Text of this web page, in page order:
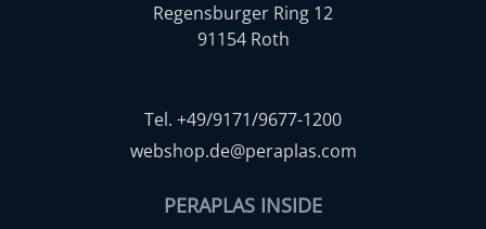
Regensburger Ring 12
91154 Roth
Tel. +49/9171/9677-1200
webshop.de@peraplas.com
PERAPLAS INSIDE